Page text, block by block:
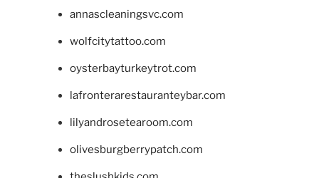
annascleaningsvc.com
wolfcitytattoo.com
oysterbayturkeytrot.com
lafronterarestauranteybar.com
lilyandrosetearoom.com
olivesburgberrypatch.com